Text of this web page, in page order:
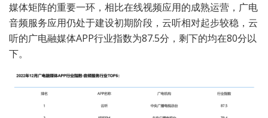
媒体矩阵的重要一环，相比在线视频应用的成熟运营，广电
音频服务应用仍处于建设初期阶段，云听相对起步较稳，云
听的广电融媒体APP行业指数为87.5分，剩下的均在80分以
下。